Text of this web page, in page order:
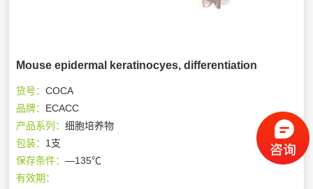
Mouse epidermal keratinocyes, differentiation
货号：COCA
品牌： ECACC
产品系列：细胞培养物
包装： 1支
保存条件：—135℃
有效期：